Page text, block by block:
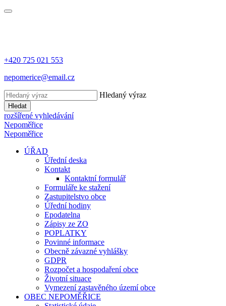
+420 725 021 553
nepomerice@email.cz
Hledaný výraz
Hledat
rozšířené vyhledávání
Nepoměřice
Nepoměřice
ÚŘAD
Úřední deska
Kontakt
Kontaktní formulář
Formuláře ke stažení
Zastupitelstvo obce
Úřední hodiny
Epodatelna
Zápisy ze ZO
POPLATKY
Povinné informace
Obecně závazné vyhlášky
GDPR
Rozpočet a hospodaření obce
Životní situace
Vymezení zastavěného území obce
OBEC NEPOMĚŘICE